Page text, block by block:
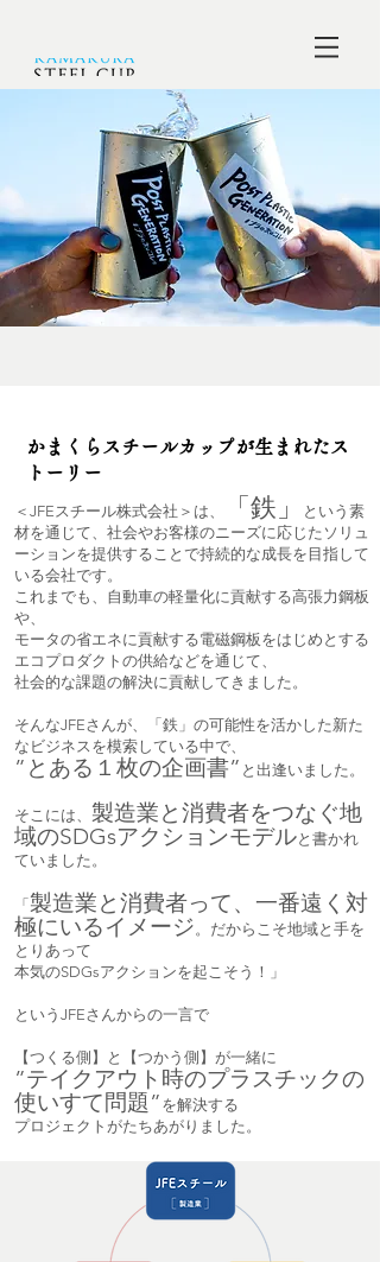
かまくらスチールカップが生まれたス
トーリー
＜JFEスチール株式会社＞は、 「鉄」
という素
材を通じて、社会やお客様のニーズに応じたソリュ
ーションを提供することで持続的な成長を目指して
いる会社です。
これまでも、自動車の軽量化に貢献する高張力鋼板
や、
モータの省エネに貢献する電磁鋼板をはじめとする
エコプロダクトの供給などを通じて、
社会的な課題の解決に貢献してきました。
そんなJFEさんが、 「鉄」の可能性を活かした新た
なビジネスを模索している中で、
”とある１枚の企画書” と出逢いました。
そこには、 製造業と消費者をつなぐ地
域のSDGsアクションモデルと書かれ
ていました。
「 製造業と消費者って、一番遠く対
極にいるイメージ。だからこそ地域と手を
とりあって
本気のSDGsアクションを起こそう！」
というJFEさんからの一言で
【つくる側】と【つかう側】が一緒に
”テイクアウト時のプラスチックの
使いすて問題” を解決する
プロジェクトがたちあがりました。